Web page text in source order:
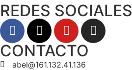
REDES SOCIALES
CONTACTO
abel@161.132.41.136